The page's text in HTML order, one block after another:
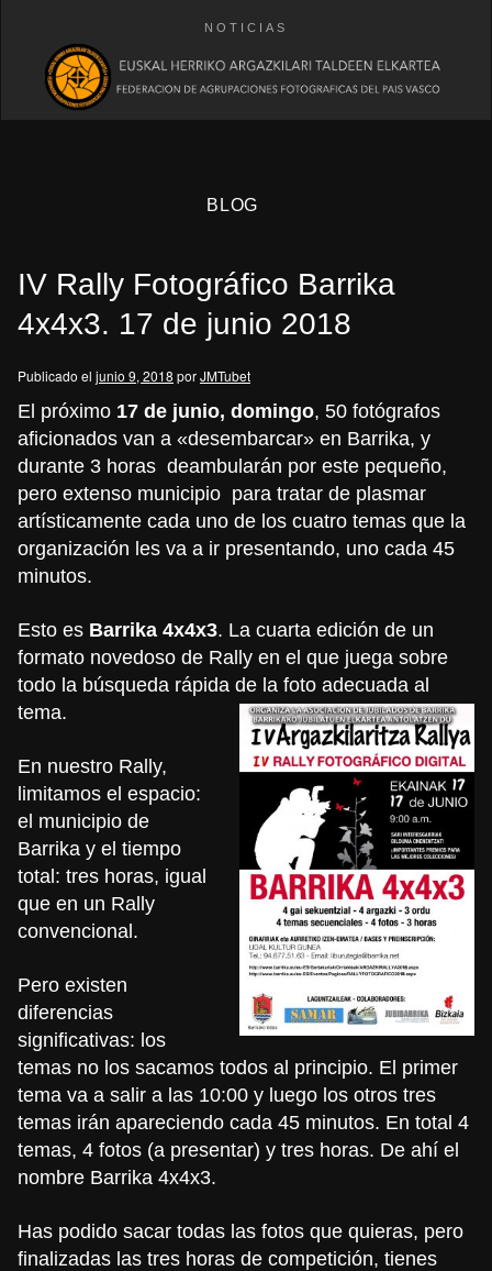
NOTICIAS
BLOG
IV Rally Fotográfico Barrika
4x4x3. 17 de junio 2018
Publicado el junio 9, 2018 porJMTubet
El próximo 17 de junio, domingo, 50 fotógrafos
aficionados van a «desembarcar» en Barrika, y
durante 3 horas deambularán por este pequeño,
pero extenso municipio para tratar de plasmar
artísticamente cada uno de los cuatro temas que la
organización les va a ir presentando, uno cada 45
minutos.
Esto es Barrika 4x4x3. La cuarta edición de un
formato novedoso de Rally en el que juega sobre
todo la búsqueda rápida de la foto adecuada al
tema.
En nuestro Rally,
limitamos el espacio:
el municipio de
Barrika y el tiempo
total: tres horas, igual
que en un Rally
convencional.
Pero existen
diferencias
significativas: los
temas no los sacamos todos al principio. El primer
tema va a salir a las 10:00 y luego los otros tres
temas irán apareciendo cada 45 minutos. En total 4
temas, 4 fotos (a presentar) y tres horas. De ahí el
nombre Barrika 4x4x3.
Has podido sacar todas las fotos que quieras, pero
finalizadas las tres horas de competición, tienes